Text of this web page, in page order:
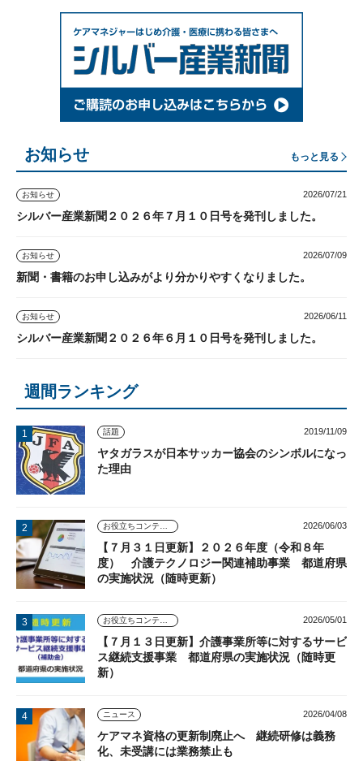
お知らせ もっと見る
お知らせ 2026/07/21
シルバー産業新聞２０２６年７月１０日号を発刊しました。
お知らせ 2026/07/09
新聞・書籍のお申し込みがより分かりやすくなりました。
お知らせ 2026/06/11
シルバー産業新聞２０２６年６月１０日号を発刊しました。
週間ランキング
話題 2019/11/09
ヤタガラスが日本サッカー協会のシンボルになっ
た理由
お役立ちコンテンツ 2026/06/03
【７月３１日更新】２０２６年度（令和８年
度） 介護テクノロジー関連補助事業 都道府県
の実施状況（随時更新）
お役立ちコンテンツ 2026/05/01
【７月１３日更新】介護事業所等に対するサービ
ス継続支援事業 都道府県の実施状況（随時更
新）
ニュース 2026/04/08
ケアマネ資格の更新制廃止へ 継続研修は義務
化、未受講には業務禁止も